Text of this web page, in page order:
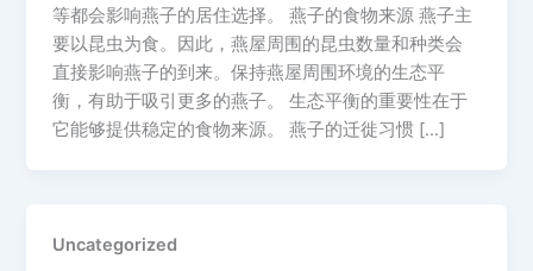
等都会影响燕子的居住选择。 燕子的食物来源 燕子主
要以昆虫为食。因此，燕屋周围的昆虫数量和种类会
直接影响燕子的到来。保持燕屋周围环境的生态平
衡，有助于吸引更多的燕子。 生态平衡的重要性在于
它能够提供稳定的食物来源。 燕子的迁徙习惯 […]
Uncategorized